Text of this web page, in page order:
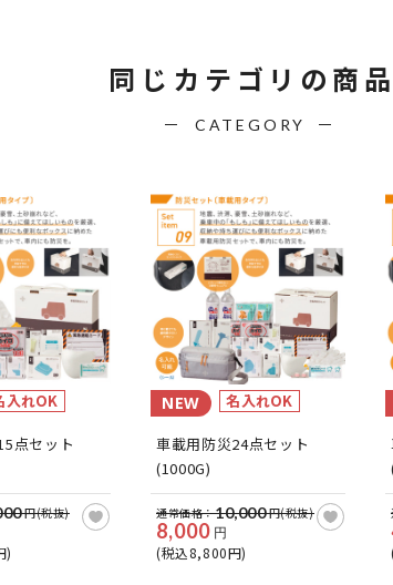
同じカテゴリの商品
CATEGORY
入れOK
点セット
円(税抜)
)
NEW 名入れOK
車載用防災24点セット
(1000G)
通常価格：10,000円(税抜)
8,000 円
(税込8,800円)